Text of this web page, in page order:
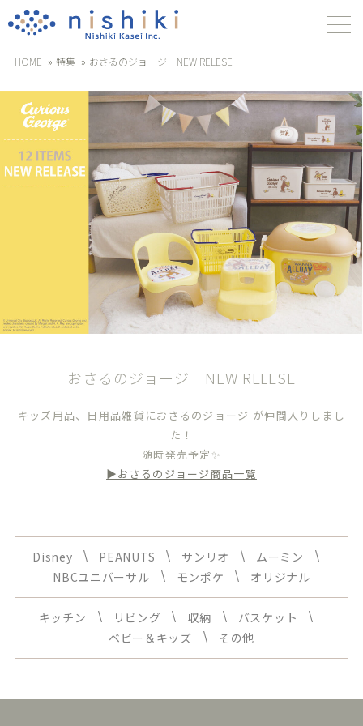
HOME 特集 おさるのジョージ NEW RELESE
おさるのジョージ NEW RELESE
キッズ用品、日用品雑貨におさるのジョージ が仲間入りしまし
た！
随時発売予定✨
▶︎おさるのジョージ商品一覧
Disney PEANUTS サンリオ
ムーミン
NBCユニバーサル
モンポケ オリジナル
キッチン リビング 収納
バスケット
ベビー＆キッズ
その他